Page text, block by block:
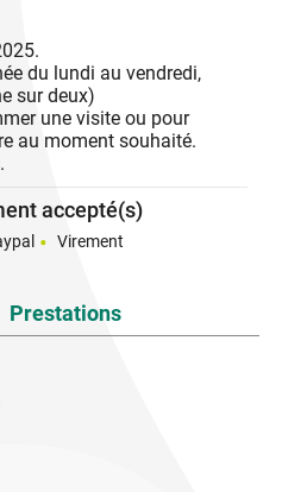
envies et de l'inspiration.
d'art de la table, des
pour les plantes et des
d'ornement.
modelage adulte (vendredi
matin) et enfant ou
matin)
du lundi au vendredi,
sur deux)
une visite ou pour
au moment souhaité.
accepté(s)
Virement
Prestations